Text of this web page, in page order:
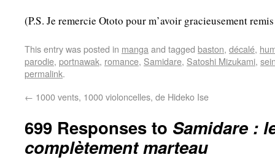
(P.S. Je remercie Ototo pour m’avoir gracieusement
This entry was posted in manga and tagged baston, décalé,
parodie, portnawak, romance, Samidare, Satoshi Mizukami,
permalink.
← 1000 vents, 1000 violoncelles, de Hideko Ise
699 Responses to Samidare :
complètement marteau